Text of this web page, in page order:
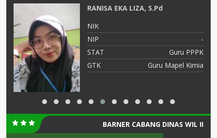
RANISA EKA LIZA, S.Pd
NIK
NIP
-
STAT
Guru PPPK
GTK
Guru Mapel Kimia
BARNER CABANG DINAS WIL II